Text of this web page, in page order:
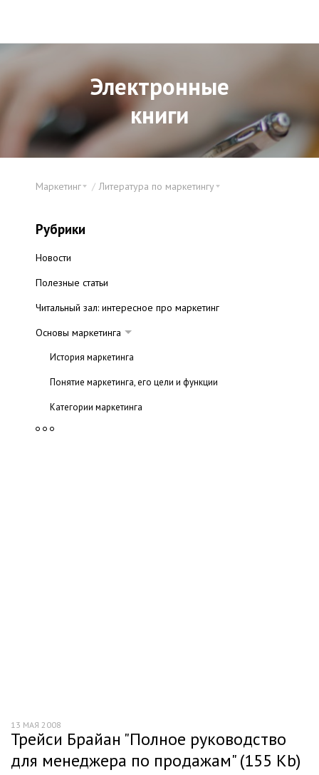
Электронные
книги
Маркетинг Литература по маркетингу
Рубрики
Новости
Полезные статьи
Читальный зал: интересное про маркетинг
Основы маркетинга
История маркетинга
Понятие маркетинга, его цели и функции
Категории маркетинга
Концепции маркетинга
Понятие бренда
Бренд в работе современных организаций.
Трейси Брайан "Полное руководство
для менеджера по продажам" (155 Kb)
13 МАЯ 2008